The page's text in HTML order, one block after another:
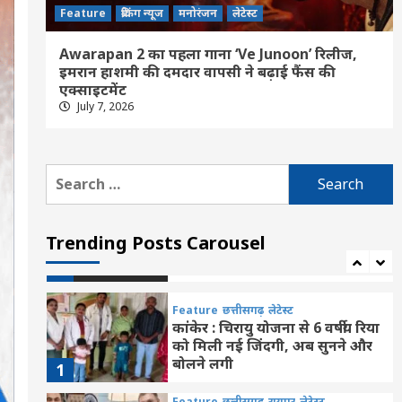
Feature ब्रेकिंग न्यूज मनोरंजन लेटेस्ट
Awarapan 2 का पहला गाना ‘Ve Junoon’ रिलीज,
इमरान हाशमी की दमदार वापसी ने बढ़ाई फैंस की
एक्साइटमेंट
July 7, 2026
Search
for:
Trending Posts Carousel
5
Feature छत्तीसगढ़ रायपुर
मुख्यमंत्री साय ने की जनसंपर्क विभाग
के ‘मुस्कुराता बस्तर’ पहल की सराहना
6
होने वाले एशिया कप में दिखाएंगी दम
7
Feature छत्तीसगढ़ लेटेस्ट
भवन से आमंत्रण मिलने पर रेणुका
1
Feature छत्तीसगढ़ लेटेस्ट
कांकेर : चिरायु योजना से 6 वर्षीय रिया
को मिली नई जिंदगी, अब सुनने और
बोलने लगी